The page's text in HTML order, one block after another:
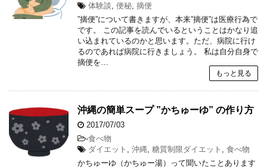
体験談 便秘 摘便
”摘便”について書きますが、本来”摘便”は医療行為で
です。 この記事を読んでいるということはかなり追
い込まれているのかと思います。ただ、病院に行け
るのであれば病院に行きましょう。 私は自分自身で
摘便を…
もっと見る
沖縄の簡単スープ ”かちゅーゆ” の作り方
2017/07/03
-食べ物
ダイエット
沖縄 糖質制限ダイエット
食べ物
かちゅーゆ（かちゅー湯）って聞いたことあります